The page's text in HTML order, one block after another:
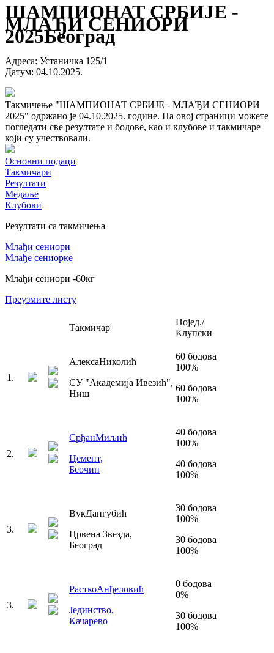
ШАМПИОНАТ СРБИЈЕ -
МЛАЂИ СЕНИОРИ
2025Београд
Адреса: Устаничка 125/1
Датум: 04.10.2025.
Такмичење "ШАМПИОНАТ СРБИЈЕ - МЛАЂИ СЕНИОРИ
2025" одржано је 04.10.2025. године. На овој страници можете
погледати све резултате и бодове, као и клубове и такмичаре
који су учествовали.
Основни подаци
Такмичари
Резултати
Медаље
Клубови
Резултати са такмичења
Млађи сениори
Млађе сениорке
Млађи сениори -60кг
Преузмите листу
Такмичар
Појед./
Клупски
1 .
АлексаНиколић
СУ "Академија Ивезић",
Ниш
60 бодова
100%
60 бодова
100%
2.
СрђанМиљић
Цемент,
Беочин
40 бодова
100%
40 бодова
100%
3.
ВукДангубић
Црвена Звезда,
Београд
30 бодова
100%
30 бодова
100%
3.
РасткоАнђеловић
Јединство,
Качарево
0 бодова
0%
30 бодова
100%